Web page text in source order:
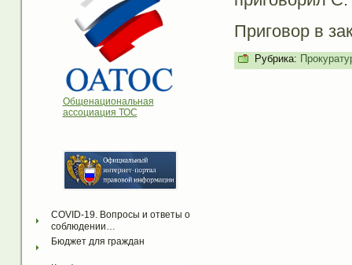
Общенациональная
ассоциация ТОС
COVID-19. Вопросы и ответы о
соблюдении…
Бюджет для граждан
Приговор в
Рубрика: